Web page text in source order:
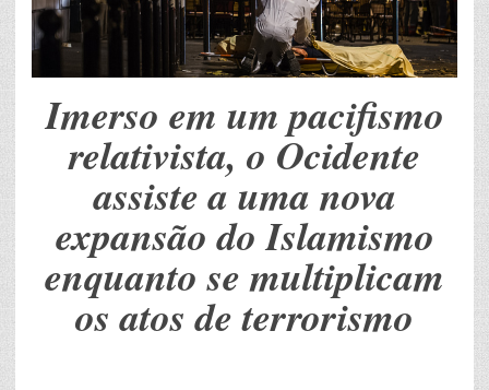
Imerso em um pacifismo
relativista, o Ocidente
assiste a uma nova
expansão do Islamismo
enquanto se multiplicam
os atos de terrorismo